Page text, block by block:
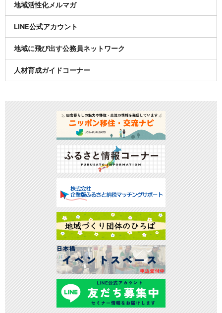
地域活性化メルマガ
LINE公式アカウント
地域に飛び出す公務員ネットワーク
人材育成ガイドコーナー